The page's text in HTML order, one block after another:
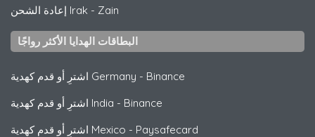
إعادة الشحن Irak - Zain
البطاقات الهدايا الأكثر رواجًا
اشترِ أو قدم كهدية Germany - Binance
اشترِ أو قدم كهدية India - Binance
اشترِ أو قدم كهدية Mexico - Paysafecard